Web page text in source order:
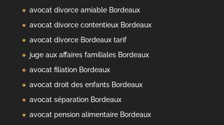
avocat divorce amiable Bordeaux
avocat divorce contentieux Bordeaux
avocat divorce Bordeaux tarif
juge aux affaires familiales Bordeaux
avocat filiation Bordeaux
avocat droit des enfants Bordeaux
avocat séparation Bordeaux
avocat pension alimentaire Bordeaux